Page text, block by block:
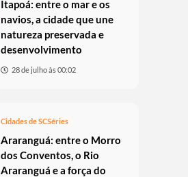
Itapoá: entre o mar e os
navios, a cidade que une
natureza preservada e
desenvolvimento
28 de julho às 00:02
Cidades de SCSéries
Araranguá: entre o Morro
dos Conventos, o Rio
Araranguá e a força do